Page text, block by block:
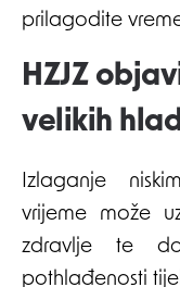
prilagodite
HZJZ
velikih
Izlaganje
vrijeme može
zdravlje te
pothlađenosti